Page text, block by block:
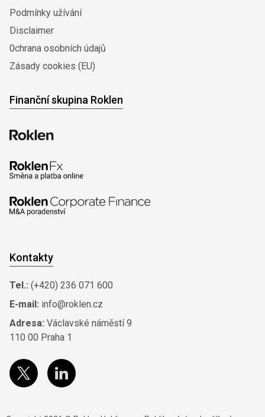
Podmínky užívání
Disclaimer
0chrana osobních údajů
Zásady cookies (EU)
Finanční skupina Roklen
Kontakty
Tel.: (+420) 236 071 600
E-mail: info@roklen.cz
Adresa: Václavské náměstí 9
110 00 Praha 1